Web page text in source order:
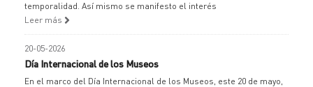
temporalidad. Así mismo se manifesto el interés
Leer más
20-05-2026
Día Internacional de los Museos
En el marco del Día Internacional de los Museos, este 20 de mayo,